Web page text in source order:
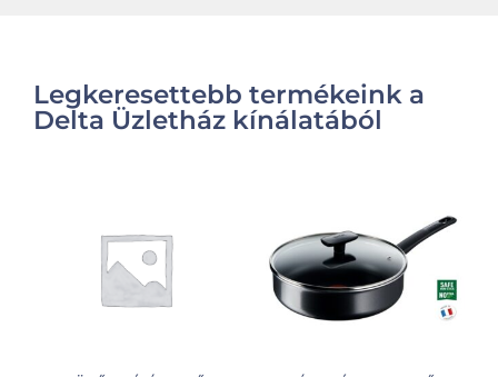
Legkeresettebb termékeink a
Delta Üzletház kínálatából